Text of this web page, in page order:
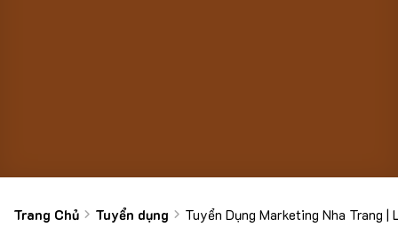
Trang Chủ Tuyển dụng Tuyển Dụng Marketing Nha Trang |